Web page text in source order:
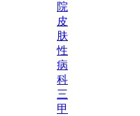
院
皮
肤
性
病
科
三
甲